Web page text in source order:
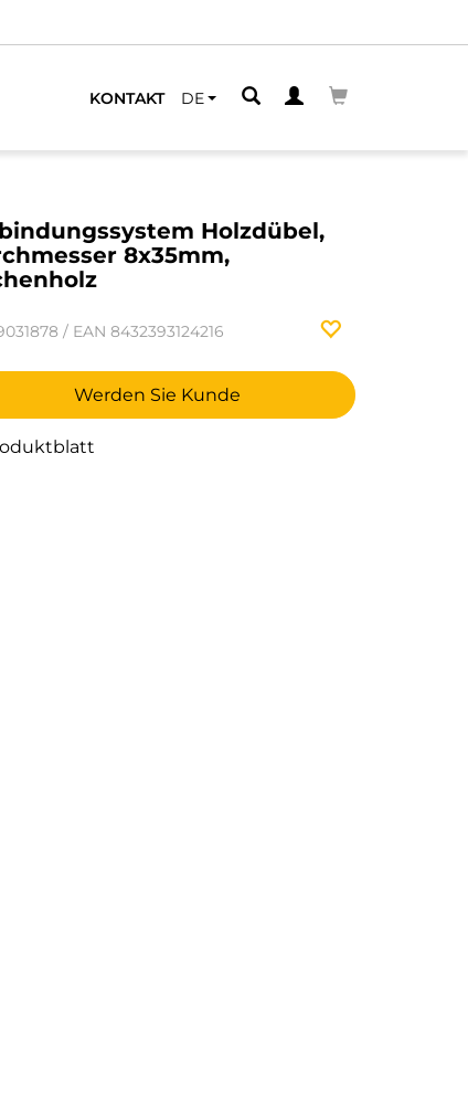
KONTAKT DE
Holzdübel,
8x35mm,
/ EAN 8432393124216
Werden Sie Kunde